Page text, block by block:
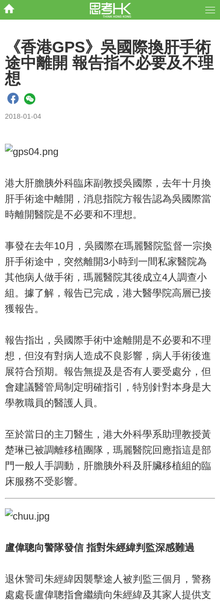
《香港GPS》吳國際換肝手術
途中離開 報告指不必要及不理
想
2018-01-04
港大肝膽胰外科臨床副教授吳國際，去年十月換
肝手術途中離開，消息指院方報告認為吳國際當
時離開醫院是不必要和不理想。
事發在去年10月，吳國際在瑪麗醫院監督一宗換
肝手術途中，突然離開3小時到一間私家醫院為
其他病人做手術，瑪麗醫院其後成立4人調查小
組。據了解，報告已完成，港大醫學院高層已接
獲報告。
報告指出，吳國際手術中途離開是不必要和不理
想，但沒有對病人造成不良影響，病人手術後進
展符合預期。報告無提及是否有人要受處分，但
會建議醫管局制定明確指引，特別針對本身是大
學教職員的醫護人員。
至於當日的主刀醫生，港大外科學系助理教授黃
楚琳已被調離移植團隊，瑪麗醫院回應指這是部
門一般人手調動，肝膽胰外科及肝臟移植組的臨
床服務不受影響。
盧偉聰向警隊發信 指對朱經緯判監深感難過
退休警司朱經緯因襲擊途人被判監三個月，警務
處處長盧偉聰指會繼續向朱經緯及其家人提供支